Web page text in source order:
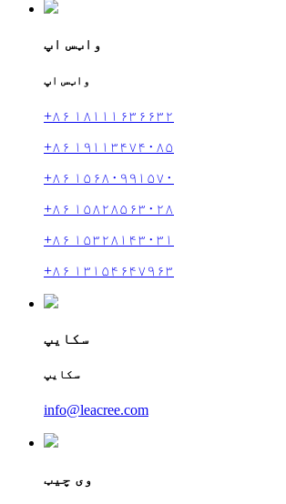
واټس اپ
واټس اپ
+۸۶ ۱۸۱۱۱۶۳۶۶۳۲
+۸۶ ۱۹۱۱۳۴۷۴۰۸۵
+۸۶ ۱۵۶۸۰۹۹۱۵۷۰
+۸۶ ۱۵۸۲۸۵۶۳۰۲۸
+۸۶ ۱۵۳۲۸۱۴۳۰۳۱
+۸۶ ۱۳۱۵۴۶۴۷۹۶۳
سکایپ
سکایپ
info@leacree.com
وی چیټ